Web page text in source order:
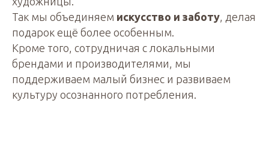
Так мы объединяем искусство и заботу, делая
подарок ещё более особенным.
Кроме того, сотрудничая с локальными
брендами и производителями, мы
поддерживаем малый бизнес и развиваем
культуру осознанного потребления.